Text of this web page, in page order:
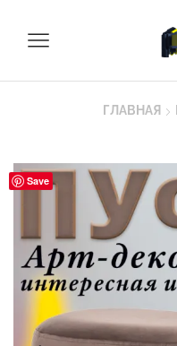
ГЛАВНАЯ
Save